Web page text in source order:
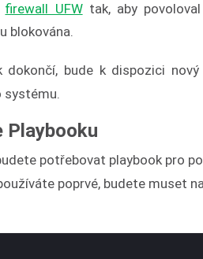
firewall UFWtak, aby povoloval
blokována.
dokončí, bude k dispozici
Playbooku
potřebovat playbook pro
poprvé, budete muset